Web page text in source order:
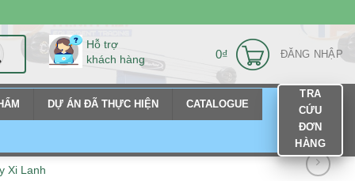
Hỗ trợ
khách hàng
0₫ ĐĂNG NHẬP
DỰ ÁN ĐÃ THỰC HIỆN CATALOGUE
TRA
CỨU
ĐƠN
HÀNG
Xi Lanh